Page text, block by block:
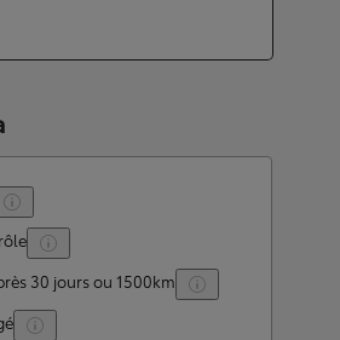
30 jours ou 1500km